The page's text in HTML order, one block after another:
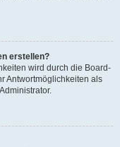
erstellen?
wird durch die Board-
Antwortmöglichkeiten als